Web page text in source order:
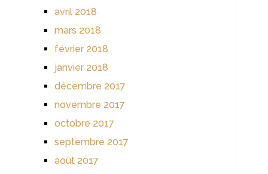
avril 2018
mars 2018
février 2018
janvier 2018
décembre 2017
novembre 2017
octobre 2017
septembre 2017
août 2017